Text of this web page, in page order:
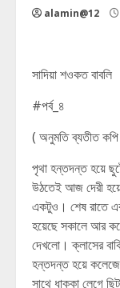
alamin@12
সাদিয়া শওকত বাবলি
#পর্ব_৪
( অনুমতি ব্যতীত কপি
পৃথা হন্তদন্ত হয়ে
উঠতেই আজ দেরী হয়ে
একটুও। শেষ রাতে
হয়েছে সকালে আর
দেখলো। ক্লাসের
হন্তদন্ত হয়ে
সাথে ধাক্কা লেগে